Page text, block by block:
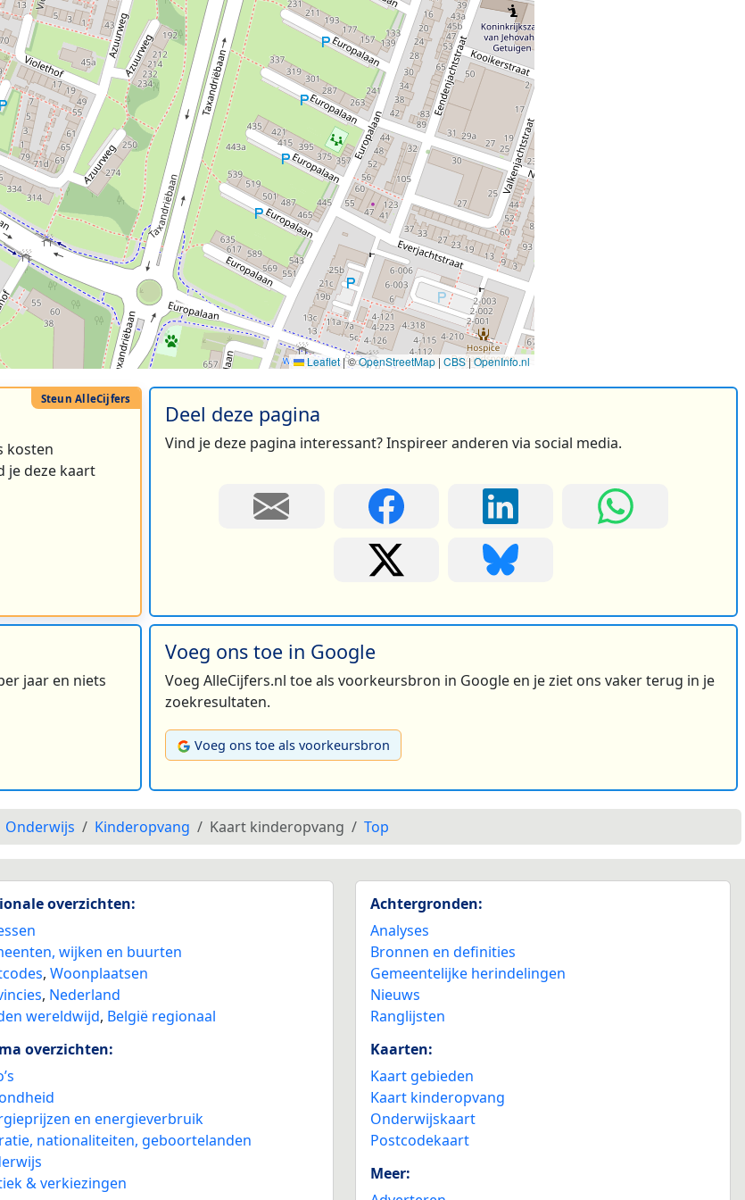
Leaflet |©OpenStreetMap | CBS|OpenInfo.nl
kosten
je deze kaart
Deel deze pagina
Vind je deze pagina interessant? Inspireer anderen via social media.
jaar en niets
Voeg ons toe in Google
Voeg AlleCijfers.nl toe als voorkeursbron in Google en je ziet ons vaker terug in je
zoekresultaten.
Voeg ons toe als voorkeursbron
Onderwijs Kinderopvang Kaart kinderopvang Top
overzichten:
wijken en buurten
,Woonplaatsen
, Nederland
wereldwijd, België regionaal
overzichten:
en energieverbruik
nationaliteiten, geboortelanden
& verkiezingen
Achtergronden:
Analyses
Bronnen en definities
Gemeentelijke herindelingen
Nieuws
Ranglijsten
Kaarten:
Kaart gebieden
Kaart kinderopvang
Onderwijskaart
Postcodekaart
Meer: